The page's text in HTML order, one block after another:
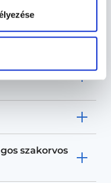
-
szakorvos